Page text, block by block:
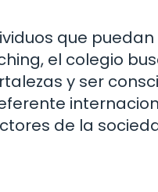
que
el colegio
y ser
de la